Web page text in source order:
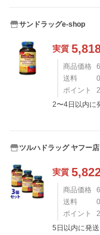
サンドラッグe-shop
実質
商品価格
送料
0
ポイント
2〜4日以内に
ツルハドラッグ ヤフー店
実質
商品価格
送料
0
ポイント
5日以内に発送